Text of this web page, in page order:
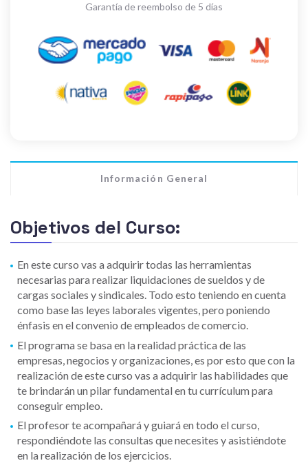
Garantía de reembolso de 5 días
Información General
Objetivos del Curso:
En este curso vas a adquirir todas las herramientas
necesarias para realizar liquidaciones de sueldos y de
cargas sociales y sindicales. Todo esto teniendo en cuenta
como base las leyes laborales vigentes, pero poniendo
énfasis en el convenio de empleados de comercio.
El programa se basa en la realidad práctica de las
empresas, negocios y organizaciones, es por esto que con la
realización de este curso vas a adquirir las habilidades que
te brindarán un pilar fundamental en tu currículum para
conseguir empleo.
El profesor te acompañará y guiará en todo el curso,
respondiéndote las consultas que necesites y asistiéndote
en la realización de los ejercicios.